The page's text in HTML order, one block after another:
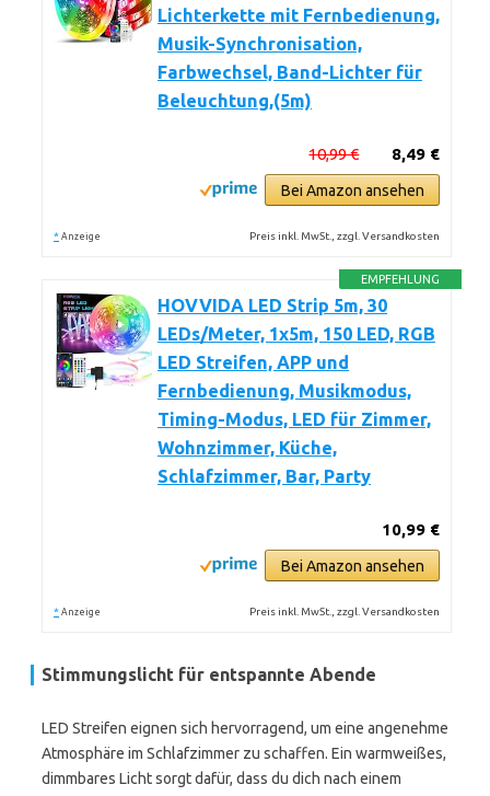
Lichterkette mit Fernbedienung,
Musik-Synchronisation,
Farbwechsel, Band-Lichter für
Beleuchtung,(5m)
8,49 €
10,99 €
Bei Amazon ansehen
* Anzeige Preis inkl. MwSt., zzgl. Versandkosten
EMPFEHLUNG
HOVVIDA LED Strip 5m, 30
LEDs/Meter, 1x5m, 150 LED, RGB
LED Streifen, APP und
Fernbedienung, Musikmodus,
Timing-Modus, LED für Zimmer,
Wohnzimmer, Küche,
Schlafzimmer, Bar, Party
10,99 €
Bei Amazon ansehen
* Anzeige Preis inkl. MwSt., zzgl. Versandkosten
Stimmungslicht für entspannte Abende
LED Streifen eignen sich hervorragend, um eine angenehme
Atmosphäre im Schlafzimmer zu schaffen. Ein warmweißes,
dimmbares Licht sorgt dafür, dass du dich nach einem